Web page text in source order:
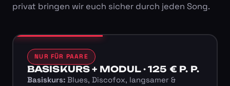
privat bringen wir euch sicher durch jeden Song.
NUR FÜR PAARE
BASISKURS + MODUL · 125 € P. P.
Basiskurs:Blues, Discofox, langsamer &